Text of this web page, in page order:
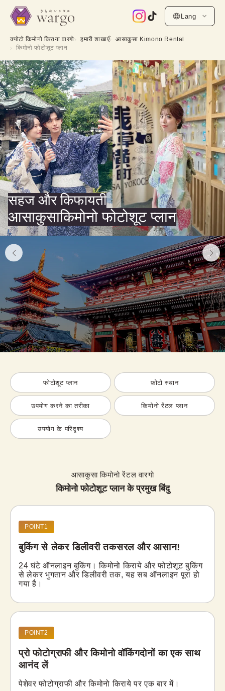
Lang
क्योटो किमोनो किराया वारगो हमारी शाखाएँ
आसाकुसा Kimono Rental
किमोनो फोटोशूट प्लान
सहज और किफायती
आसाकुसाकिमोनो फोटोशूट प्लान
फोटोशूट प्लान फ़ोटो स्थान
उपयोग करने का तरीका किमोनो रेंटल प्लान
उपयोग के परिदृश्य
आसाकुसा किमोनो रेंटल वारगो
किमोनो फोटोशूट प्लान के प्रमुख बिंदु
POINT1
बुकिंग से लेकर डिलीवरी तकसरल और आसान!
24 घंटे ऑनलाइन बुकिंग। किमोनो किराये और फोटोशूट बुकिंग
से लेकर भुगतान और डिलीवरी तक, यह सब ऑनलाइन पूरा हो
गया है।
POINT2
प्रो फोटोग्राफी और किमोनो वॉकिंगदोनों का एक साथ
आनंद लें
पेशेवर फोटोग्राफी और किमोनो किराये पर एक बार में।